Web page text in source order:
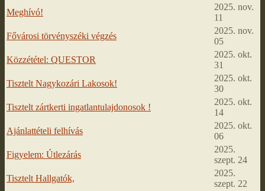
Meghívó!
2025. nov.
11
Fővárosi törvényszéki végzés
2025. nov.
05
Közzététel: QUESTOR
2025. okt.
31
Tisztelt Nagykozári Lakosok!
2025. okt.
30
Tisztelt zártkerti ingatlantulajdonosok !
2025. okt.
14
Ajánlattételi felhívás
2025. okt.
06
Figyelem: Útlezárás
2025.
szept. 24
Tisztelt Hallgatók,
2025.
szept. 22